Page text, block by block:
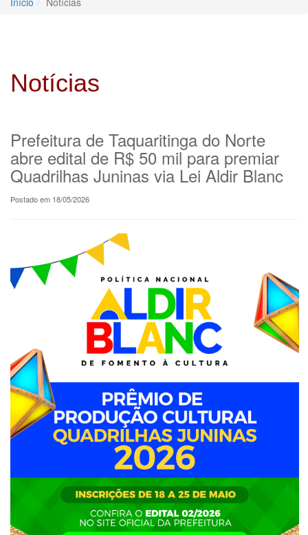
Notícias
Prefeitura de Taquaritinga do Norte
abre edital de R$ 50 mil para premiar
Quadrilhas Juninas via Lei Aldir Blanc
Postado em 18/05/2026